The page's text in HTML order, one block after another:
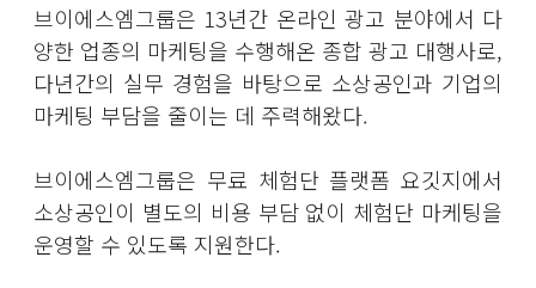
브이에스엠그룹은 13년간 온라인 광고 분야에서 다
양한 업종의 마케팅을 수행해온 종합 광고 대행사로,
다년간의 실무 경험을 바탕으로 소상공인과 기업의
마케팅 부담을 줄이는 데 주력해왔다.
브이에스엠그룹은 무료 체험단 플랫폼 요깃지에서
소상공인이 별도의 비용 부담 없이 체험단 마케팅을
운영할 수 있도록 지원한다.